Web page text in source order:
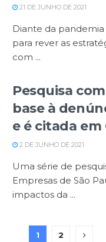
21 DE JUNHO DE 2021
Diante da
para rever as
com ...
Pesquisa
base à
e é citada em
2 DE JUNHO DE 2021
Uma série de
Empresas de São
impactos da ...
1 2